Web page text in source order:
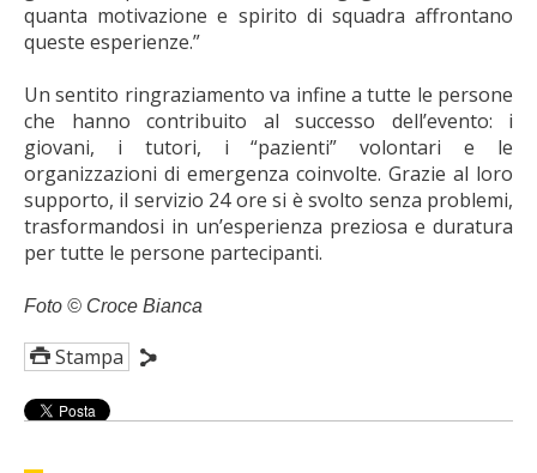
quanta motivazione e spirito di squadra affrontano
queste esperienze.”
Un sentito ringraziamento va infine a tutte le persone
che hanno contribuito al successo dell’evento: i
giovani, i tutori, i “pazienti” volontari e le
organizzazioni di emergenza coinvolte. Grazie al loro
supporto, il servizio 24 ore si è svolto senza problemi,
trasformandosi in un’esperienza preziosa e duratura
per tutte le persone partecipanti.
Foto © Croce Bianca
Stampa